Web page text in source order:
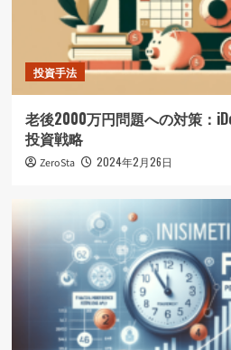
投資手法
老後2000万円問題への対策：
投資戦略
ZeroSta 2024年2月26日